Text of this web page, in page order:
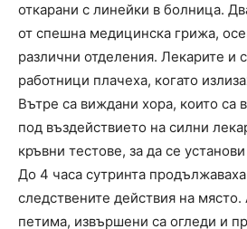
откарани с линейки в болница.
от спешна медицинска грижа,
различни отделения. Лекарите и
работници плачеха, когато
Вътре са виждани хора, които са
под въздействието на силни
кръвни тестове, за да се
До 4 часа сутринта
следствените действия на място.
петима, извършени са огледи и